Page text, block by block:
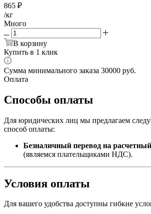
865 ₽
/кг
Много
В корзину
Купить в 1 клик
Сумма минимального заказа 30000 руб.
Оплата
Способы оплаты
Для юридических лиц мы предлагаем
способ оплаты:
Безналичный перевод на
(являемся плательщиками НДС).
Условия оплаты
Для вашего удобства доступны гибкие